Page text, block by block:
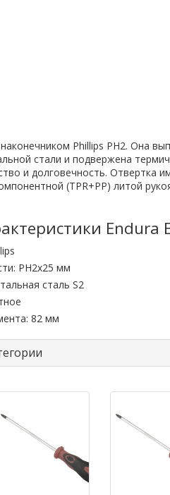
Phillips PH2. Она
стали и подвержена
и долговечность. Отвертка
(TPR+PP) литой
Endura
PH2х25 мм
сталь S2
82 мм